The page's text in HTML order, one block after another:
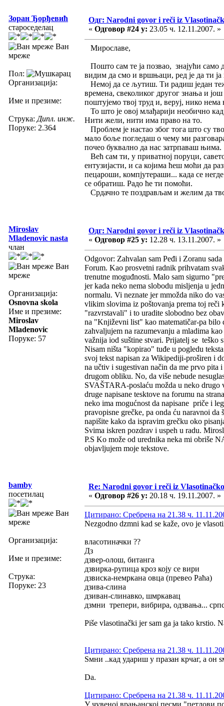
Зоран Ђорђевић
староседелац
Ван
мреже
Пол:
Организација:
Име и презиме:
Струка: Дипл. инж.
Поруке: 2.364
Одг: Narodni govor i reči iz
« Одговор #24 у: 23.05 ч. 12.11.2007. »
Мирославе,
Пошто сам те ја позвао, знајући само
видим да смо и вршњаци, ред је да ти
Немој да се љутиш. Ти радиш један
времена, свеколиког другог знања и
поштујемо твој труд и, веруј, нико
То што је овој млађарији необично
Нити жели, нити има право на то.
Проблем је настао због тога што су
мало боље погледаш о чему ми
почео буквално да нас затрпаваш њима.
Већ сам ти, у приватној поруци,
ентузијасти, и са којима ћеш моћи да
пецароши, компјутераши... када се
се обратиш. Радо ће ти помоћи.
Срдачно те поздрављам и желим да
Miroslav
Mladenovic nasta
члан
Ван
мреже
Организација:
Osnovna skola
Име и презиме:
Miroslav
Mladenovic
Поруке: 57
Одг: Narodni govor i reči iz
« Одговор #25 у: 12.28 ч. 13.11.2007. »
Odgovor: Zahvalan sam Peđi i Zoranu
Forum. Kao prosvetni radnik prihvatam
trenutne moguđnosti. Malo sam sigurno
jer kada neko nema slobodu misljenja u
normalu. Vi neznate jer mmožda niko do
vlikim slovima iz poštovanja prema toj reči
"razvrstavali" i to uradite slobodno bez
na "Književni list" kao matematičar-pa bilo
zahvaljujem na razumevanju a mladima
važnija iod suštine stvari. Prijatelj se teško
Nisam ništa "kopirao" tuđe u pogledu
svoj tekst napisan za Wikipediji-proširen i
na učtiv i sugestivan način da me prvo pita
drugom obliku. No, da više nebude
SVAŠTARA-poslaću možda u neko drugo
druge napisane tesktove na forumu na
neko ima mogućnost da napisane priče i
pravopisne grečke, pa onda ću naravnoi
napišite kako da ispravim grečku oko
Svima iskren pozdrav i uspeh u radu.
P.S Ko može od urednika neka mi obriše
objavljujem moje tekstove.
bamby
посетилац
Ван
мреже
Организација:
Име и презиме:
Струка:
Поруке: 23
Re: Narodni govor i reči iz
« Одговор #26 у: 20.18 ч. 19.11.2007. »
Цитирано: Сребрена на 21.38 ч.
Nezgodno dzmni kad se kaže, ovo je
власотиначки ??
Дз
дзвер-олош, битaнгa
дзвирка-рупица кроз коју се вири
дзвискa-немркaнa овцa (превео Рaћa)
дзивa-слинa
дзивaн-слинaвко, шмркaвaц
дзмни трепери, вибрирa, одзвaњa...
Piše vlasotinački jer sam ga ja tako krstio.
Цитирано: Сребрена на 21.38 ч.
Ѕмни ..кад удариш у празан крчаг, а он
Da.
Цитирано: Сребрена на 21.38 ч.
У чувеној врањанској песми "петлови